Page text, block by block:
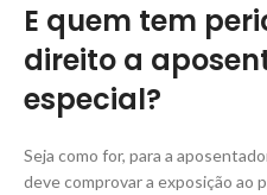
E quem tem
direito a
especial?
Seja como for, para a
deve comprovar a exposição ao